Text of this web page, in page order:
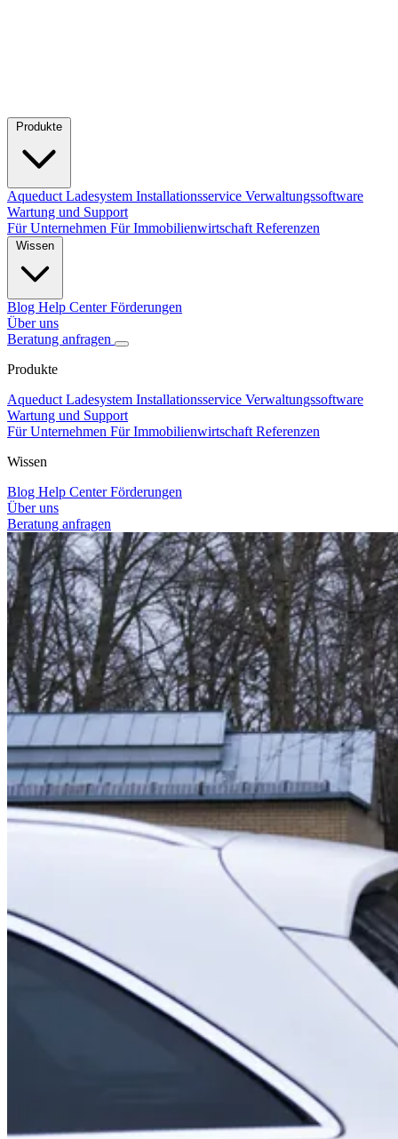
Aqueduct Ladesystem Installationsservice Verwaltungssoftware
Wartung und Support
Für Unternehmen Für Immobilienwirtschaft Referenzen
Blog Help CenterFörderungen
Über uns
Beratung anfragen
Produkte
Aqueduct Ladesystem Installationsservice Verwaltungssoftware
Wartung und Support
Für Unternehmen Für Immobilienwirtschaft Referenzen
Wissen
Blog Help CenterFörderungen
Über uns
Beratung anfragen